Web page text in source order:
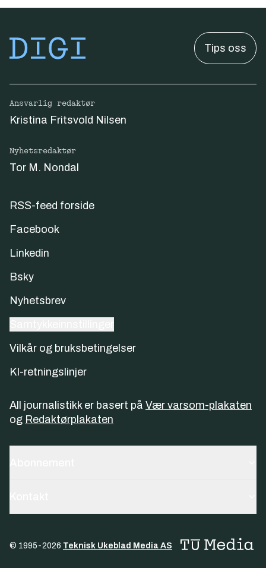
Tips oss
Ansvarlig redaktør
Kristina Fritsvold Nilsen
Nyhetsredaktør
Tor M. Nondal
RSS-feed forside
Facebook
Linkedin
Bsky
Nyhetsbrev
Vilkår og bruksbetingelser
KI-retningslinjer
All journalistikk er basert på Vær varsom-plakaten
og Redaktørplakaten
© 1995-2026 Teknisk Ukeblad Media AS